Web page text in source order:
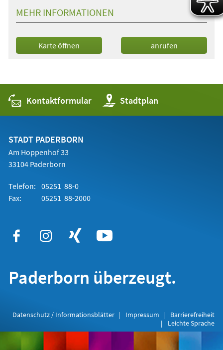
MEHR INFORMATIONEN
Karte öffnen
(Öffnet
in
anrufen
Kontaktformular Stadtplan
(Öffnet
in
einem
STADT PADERBORN
Am Hoppenhof 33
33104 Paderborn
Telefon: 05251 88-0
Fax:
05251 88-2000
Paderborn überzeugt.
Datenschutz / Informationsblätter Impressum
Barrierefreiheit
Leichte Sprache